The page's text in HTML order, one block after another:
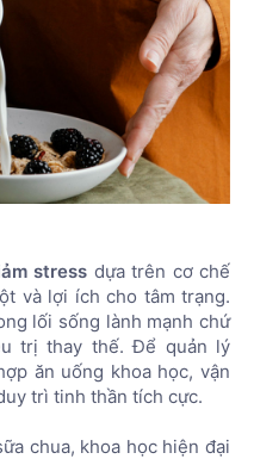
stress dựa trên cơ chế
và lợi ích cho tâm trạng.
lối sống lành mạnh chứ
trị thay thế. Để quản lý
ăn uống khoa học, vận
trì tinh thần tích cực.
chua, khoa học hiện đại